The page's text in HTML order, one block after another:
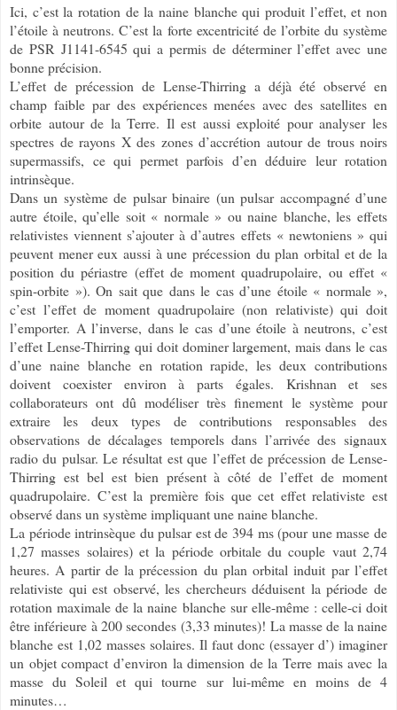
Ici, c’est la rotation de la naine blanche qui produit l’effet, et non
l’étoile à neutrons. C’est la forte excentricité de l’orbite du système
de PSR J1141-6545 qui a permis de déterminer l’effet avec une
bonne précision.
L’effet de précession de Lense-Thirring a déjà été observé en
champ faible par des expériences menées avec des satellites en
orbite autour de la Terre. Il est aussi exploité pour analyser les
spectres de rayons X des zones d’accrétion autour de trous noirs
supermassifs, ce qui permet parfois d’en déduire leur rotation
intrinsèque.
Dans un système de pulsar binaire (un pulsar accompagné d’une
autre étoile, qu’elle soit « normale » ou naine blanche, les effets
relativistes viennent s’ajouter à d’autres effets « newtoniens » qui
peuvent mener eux aussi à une précession du plan orbital et de la
position du périastre (effet de moment quadrupolaire, ou effet «
spin-orbite »). On sait que dans le cas d’une étoile « normale »,
c’est l’effet de moment quadrupolaire (non relativiste) qui doit
l’emporter. A l’inverse, dans le cas d’une étoile à neutrons, c’est
l’effet Lense-Thirring qui doit dominer largement, mais dans le cas
d’une naine blanche en rotation rapide, les deux contributions
doivent coexister environ à parts égales. Krishnan et ses
collaborateurs ont dû modéliser très finement le système pour
extraire les deux types de contributions responsables des
observations de décalages temporels dans l’arrivée des signaux
radio du pulsar. Le résultat est que l’effet de précession de Lense-
Thirring est bel est bien présent à côté de l’effet de moment
quadrupolaire. C’est la première fois que cet effet relativiste est
observé dans un système impliquant une naine blanche.
La période intrinsèque du pulsar est de 394 ms (pour une masse de
1,27 masses solaires) et la période orbitale du couple vaut 2,74
heures. A partir de la précession du plan orbital induit par l’effet
relativiste qui est observé, les chercheurs déduisent la période de
rotation maximale de la naine blanche sur elle-même : celle-ci doit
être inférieure à 200 secondes (3,33 minutes)! La masse de la naine
blanche est 1,02 masses solaires. Il faut donc (essayer d’) imaginer
un objet compact d’environ la dimension de la Terre mais avec la
masse du Soleil et qui tourne sur lui-même en moins de 4
minutes…